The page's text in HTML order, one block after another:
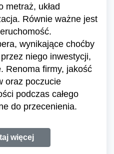
metraż, układ
Równie ważne jest
wynikające choćby
niego inwestycji,
Renoma firmy, jakość
oraz poczucie
podczas całego
do przecenienia.
więcej